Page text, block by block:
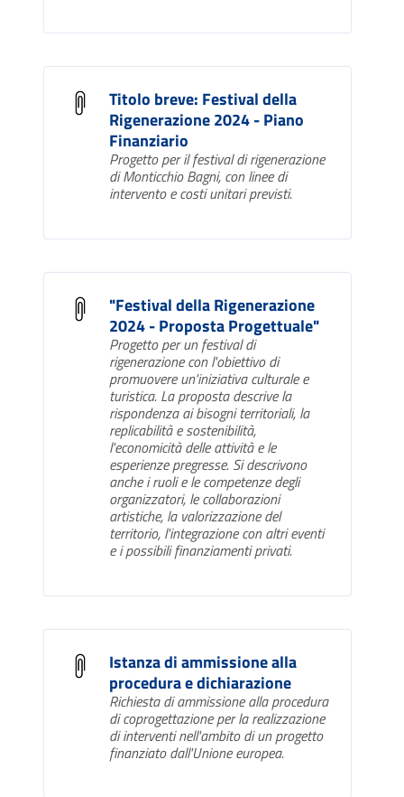
Titolo breve: Festival della
Rigenerazione 2024 - Piano
Finanziario
Progetto per il festival di rigenerazione
di Monticchio Bagni, con linee di
intervento e costi unitari previsti.
"Festival della Rigenerazione
2024 - Proposta Progettuale"
Progetto per un festival di
rigenerazione con l'obiettivo di
promuovere un'iniziativa culturale e
turistica. La proposta descrive la
rispondenza ai bisogni territoriali, la
replicabilità e sostenibilità,
l'economicità delle attività e le
esperienze pregresse. Si descrivono
anche i ruoli e le competenze degli
organizzatori, le collaborazioni
artistiche, la valorizzazione del
territorio, l'integrazione con altri eventi
e i possibili finanziamenti privati.
Istanza di ammissione alla
procedura e dichiarazione
Richiesta di ammissione alla procedura
di coprogettazione per la realizzazione
di interventi nell'ambito di un progetto
finanziato dall'Unione europea.